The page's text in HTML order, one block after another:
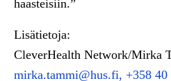
haasteisiin.”
Lisätietoja:
CleverHealth Network/Mirka
mirka.tammi@hus.fi, +358 40